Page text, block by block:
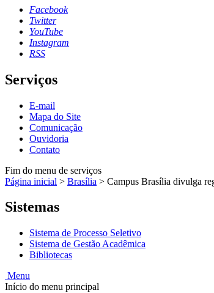
Facebook
Twitter
YouTube
Instagram
RSS
Serviços
E-mail
Mapa do Site
Comunicação
Ouvidoria
Contato
Fim do menu de serviços
Página inicial > Brasília > Campus Brasília divulga
Sistemas
Sistema de Processo Seletivo
Sistema de Gestão Acadêmica
Bibliotecas
Menu
Início do menu principal